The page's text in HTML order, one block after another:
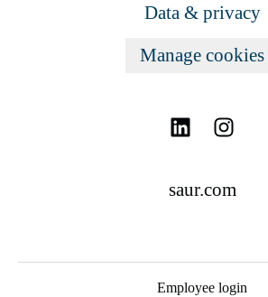
Data & privacy
Manage cookies
saur.com
Employee login